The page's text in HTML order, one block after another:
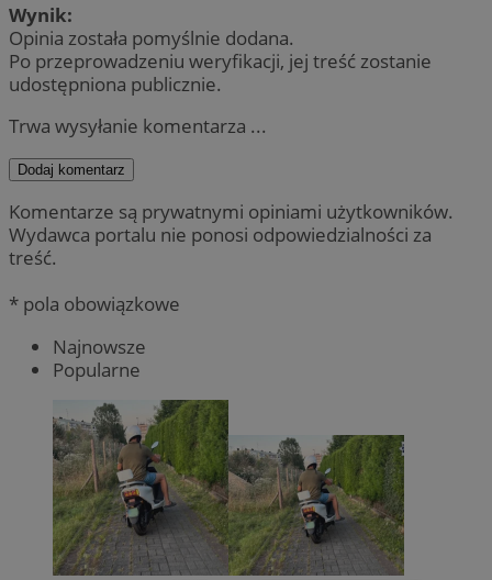
Wynik:
Opinia została pomyślnie dodana.
Po przeprowadzeniu weryfikacji, jej treść zostanie
udostępniona publicznie.
Trwa wysyłanie komentarza ...
Dodaj komentarz
Komentarze są prywatnymi opiniami użytkowników.
Wydawca portalu nie ponosi odpowiedzialności za
treść.
* pola obowiązkowe
Najnowsze
Popularne